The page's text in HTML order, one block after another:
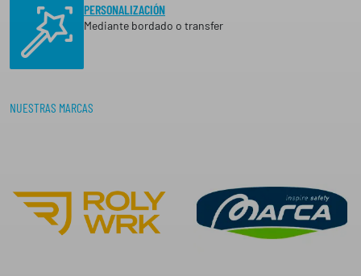
PERSONALIZACIÓN
Mediante bordado o transfer
NUESTRAS MARCAS